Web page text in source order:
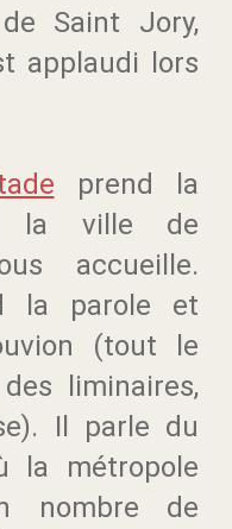
Saint Jory,
applaudi lors
prend la
la ville de
accueille.
la parole et
(tout le
liminaires,
Il parle du
la métropole
nombre de